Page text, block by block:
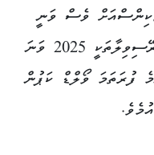
ވެސް ވަނީ
ޓީމުން ޖާގަ ދީފައެވެ. އިނގިރޭސިވިލާތަކީ 2025 ވަނަ
ފުރަތަމަ ވޯލްޑް ކަޕުން